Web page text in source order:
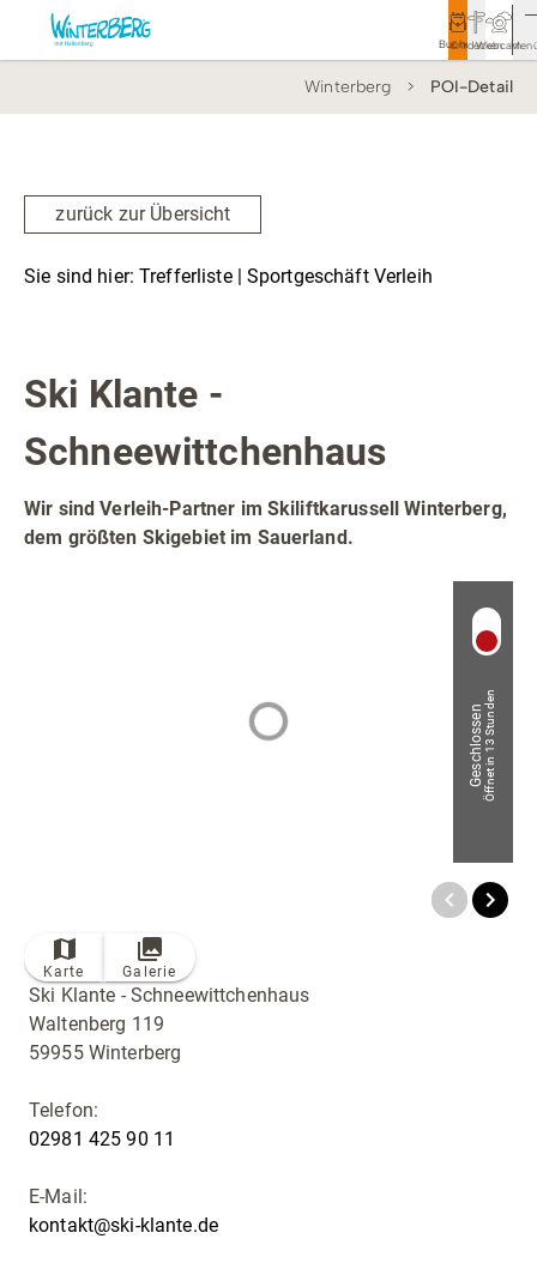
Buchen
Entdecken
Webcam
Rathaus
Vor Ort & Aktuelles
Veranstaltungen
Wandern
Radfahren
Winterberg POI-Detail
zurück zur Übersicht
Sie sind hier: Trefferliste | Sportgeschäft Verleih
Ski Klante -
Schneewittchenhaus
Wir sind Verleih-Partner im Skiliftkarussell Winterberg,
dem größten Skigebiet im Sauerland.
GeschlossenÖffnet in 13 Stunden
Karte Galerie
Ski Klante - Schneewittchenhaus
Waltenberg 119
59955 Winterberg
Telefon:
02981 425 90 11
E-Mail:
kontakt@ski-klante.de